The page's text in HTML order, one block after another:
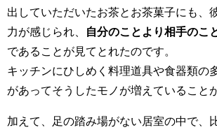
出していただいたお茶とお茶菓子にも、
力が感じられ、
自分のことより相手のこ
であることが見てとれたのです。
キッチンにひしめく料理道具や食器類の
があってそうしたモノが増えていること
加えて、足の踏み場がない居室の中で、